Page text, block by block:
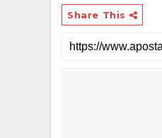
Share This